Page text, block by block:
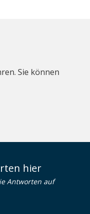
Sie können
hier
Antworten auf